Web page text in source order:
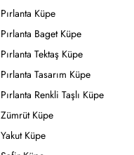
Pırlanta Küpe
Pırlanta Baget Küpe
Pırlanta Tektaş Küpe
Pırlanta Tasarım Küpe
Pırlanta Renkli Taşlı Küpe
Zümrüt Küpe
Yakut Küpe